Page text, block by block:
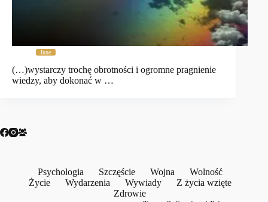
Inne
(…)wystarczy trochę obrotności i ogromne pragnienie
wiedzy, aby dokonać w …
Psychologia Szczęście Wojna
Wolność
Życie
Wydarzenia Wywiady
Z życia wzięte
Zdrowie